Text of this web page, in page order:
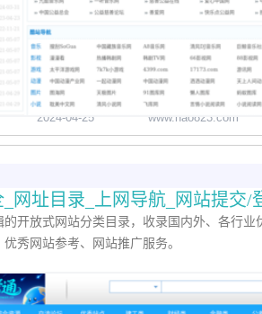
2024-04-25 www.hao823.com
网址目录_上网导航_网站提交/
的开放式网站分类目录，收录国内外、各行业
秀网站参考、网站推广服务。